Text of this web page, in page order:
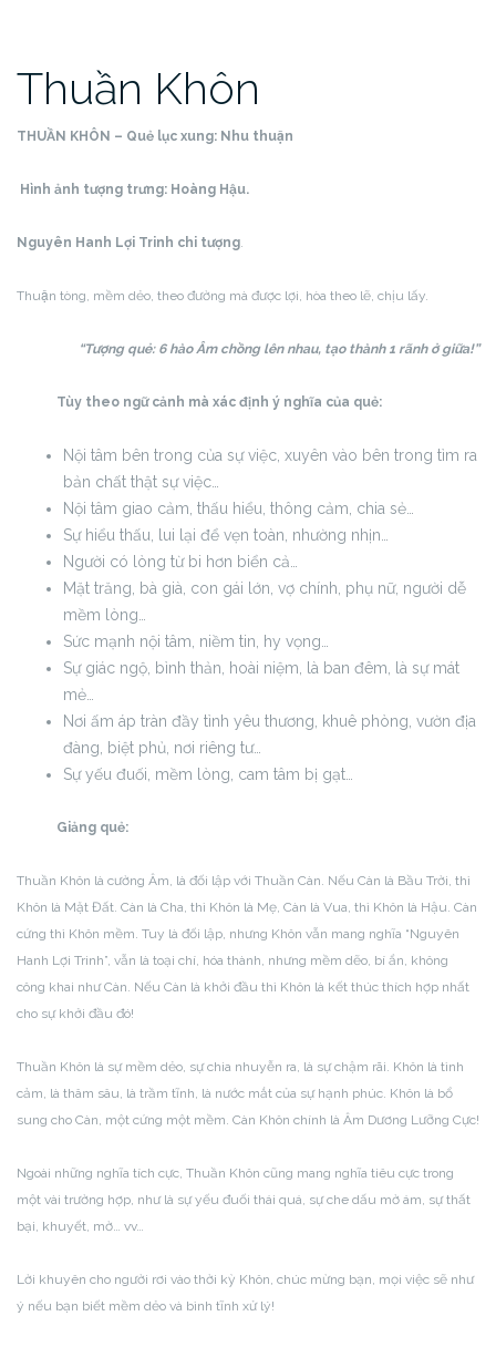
Thuần Khôn
THUẦN KHÔN – Quẻ lục xung: Nhu thuận
Hình ảnh tượng trưng: Hoàng Hậu.
Nguyên Hanh Lợi Trinh chi tượng.
Thuận tòng, mềm dẻo, theo đường mà được lợi, hòa theo lẽ, chịu lấy.
“Tượng quẻ: 6 hào Âm chồng lên nhau, tạo thành 1 rãnh ở giữa!”
Tùy theo ngữ cảnh mà xác định ý nghĩa của quẻ:
Nội tâm bên trong của sự việc, xuyên vào bên trong tìm ra
bản chất thật sự việc…
Nội tâm giao cảm, thấu hiểu, thông cảm, chia sẻ…
Sự hiểu thấu, lui lại để vẹn toàn, nhường nhịn…
Người có lòng từ bi hơn biển cả…
Mặt trăng, bà già, con gái lớn, vợ chính, phụ nữ, người dễ
mềm lòng…
Sức mạnh nội tâm, niềm tin, hy vọng…
Sự giác ngộ, bình thản, hoài niệm, là ban đêm, là sự mát
mẻ…
Nơi ấm áp tràn đầy tình yêu thương, khuê phòng, vườn địa
đàng, biệt phủ, nơi riêng tư…
Sự yếu đuối, mềm lòng, cam tâm bị gạt…
Giảng quẻ:
Thuần Khôn là cường Âm, là đối lập với Thuần Càn. Nếu Càn là Bầu Trời, thì
Khôn là Mặt Đất. Càn là Cha, thì Khôn là Mẹ, Càn là Vua, thì Khôn là Hậu. Càn
cứng thì Khôn mềm. Tuy là đối lập, nhưng Khôn vẫn mang nghĩa “Nguyên
Hanh Lợi Trinh”, vẫn là toại chí, hóa thành, nhưng mềm dẽo, bí ẩn, không
công khai như Càn. Nếu Càn là khởi đầu thì Khôn là kết thúc thích hợp nhất
cho sự khởi đầu đó!
Thuần Khôn là sự mềm dẻo, sự chia nhuyễn ra, là sự chậm rãi. Khôn là tình
cảm, là thâm sâu, là trầm tĩnh, là nước mắt của sự hạnh phúc. Khôn là bổ
sung cho Càn, một cứng một mềm. Càn Khôn chính là Âm Dương Lưỡng Cực!
Ngoài những nghĩa tích cực, Thuần Khôn cũng mang nghĩa tiêu cực trong
một vài trường hợp, như là sự yếu đuối thái quá, sự che dấu mờ ám, sự thất
bại, khuyết, mờ… vv…
Lời khuyên cho người rơi vào thời kỳ Khôn, chúc mừng bạn, mọi việc sẽ như
ý nếu bạn biết mềm dẻo và bình tĩnh xử lý!